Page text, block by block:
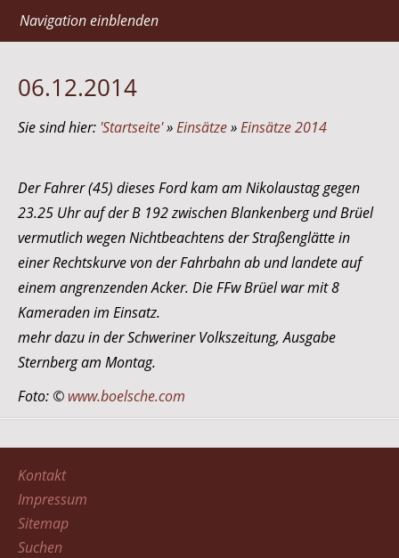
Navigation einblenden
06.12.2014
Sie sind hier: 'Startseite'»Einsätze»Einsätze 2014
Der Fahrer (45) dieses Ford kam am Nikolaustag gegen
23.25 Uhr auf der B 192 zwischen Blankenberg und Brüel
vermutlich wegen Nichtbeachtens der Straßenglätte in
einer Rechtskurve von der Fahrbahn ab und landete auf
einem angrenzenden Acker. Die FFw Brüel war mit 8
Kameraden im Einsatz.
mehr dazu in der Schweriner Volkszeitung, Ausgabe
Sternberg am Montag.
Foto: © www.boelsche.com
Kontakt
Impressum
Sitemap
Suchen